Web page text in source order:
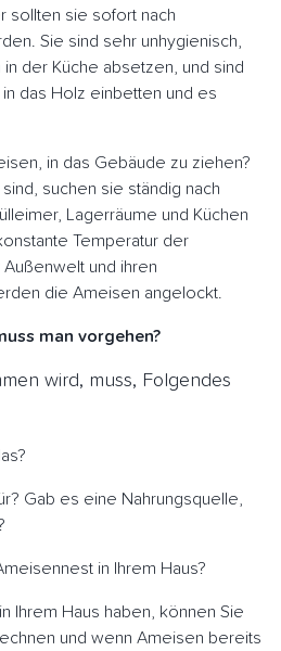
sollten sie sofort nach
Sie sind sehr unhygienisch,
der Küche absetzen, und sind
das Holz einbetten und es
in das Gebäude zu ziehen?
suchen sie ständig nach
Lagerräume und Küchen
Temperatur der
und ihren
die Ameisen angelockt.
man vorgehen?
wird, muss, Folgendes
Gab es eine Nahrungsquelle,
in Ihrem Haus?
Ihrem Haus haben, können Sie
und wenn Ameisen bereits